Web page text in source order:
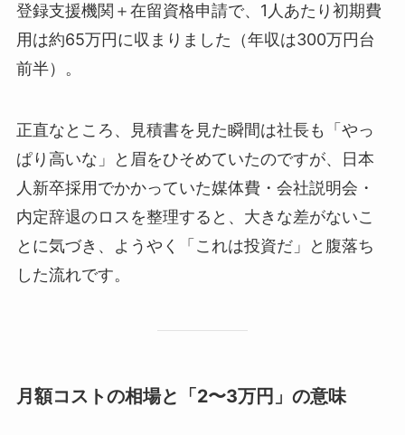
登録支援機関＋在留資格申請で、1人あたり初期費
用は約65万円に収まりました（年収は300万円台
前半）。
正直なところ、見積書を見た瞬間は社長も「やっ
ぱり高いな」と眉をひそめていたのですが、日本
人新卒採用でかかっていた媒体費・会社説明会・
内定辞退のロスを整理すると、大きな差がないこ
とに気づき、ようやく「これは投資だ」と腹落ち
した流れです。
月額コストの相場と「2〜3万円」の意味